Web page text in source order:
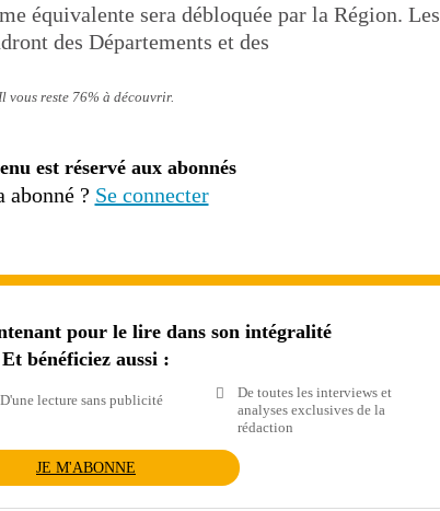
équivalente sera débloquée par la Région. Les
des Départements et des
vous reste 76% à découvrir.
est réservé aux abonnés
abonné ? Se connecter
pour le lire dans son intégralité
Et bénéficiez aussi :
D'une lecture sans publicité
De toutes les interviews et
analyses exclusives de la
rédaction
JE M'ABONNE